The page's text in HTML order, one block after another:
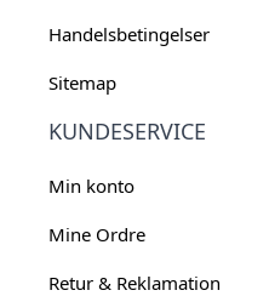
Handelsbetingelser
Sitemap
KUNDESERVICE
Min konto
Mine Ordre
Retur & Reklamation